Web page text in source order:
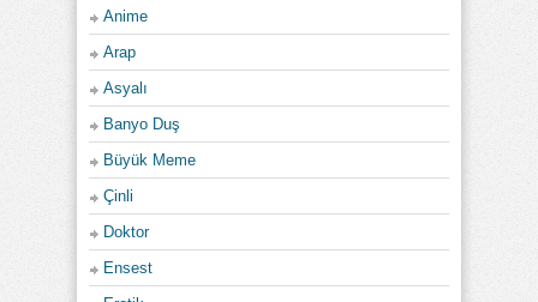
Anime
Arap
Asyalı
Banyo Duş
Büyük Meme
Çinli
Doktor
Ensest